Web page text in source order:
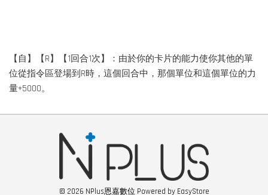
【自】【R】【1回合1次】：由於你的卡片的能力使你其他的單
位從指令區登場到R時，這個回合中，那個單位和這個單位的力
量+5000。
© 2026 NPlus恩嘉數位 Powered by EasyStore